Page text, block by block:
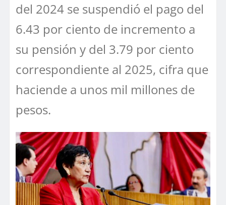
del 2024 se suspendió el pago del
6.43 por ciento de incremento a
su pensión y del 3.79 por ciento
correspondiente al 2025, cifra que
haciende a unos mil millones de
pesos.